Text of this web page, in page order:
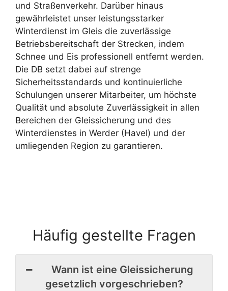
und Straßenverkehr. Darüber hinaus
gewährleistet unser leistungsstarker
Winterdienst im Gleis die zuverlässige
Betriebsbereitschaft der Strecken, indem
Schnee und Eis professionell entfernt werden.
Die DB setzt dabei auf strenge
Sicherheitsstandards und kontinuierliche
Schulungen unserer Mitarbeiter, um höchste
Qualität und absolute Zuverlässigkeit in allen
Bereichen der Gleissicherung und des
Winterdienstes in Werder (Havel) und der
umliegenden Region zu garantieren.
Häufig gestellte Fragen
Wann ist eine Gleissicherung
gesetzlich vorgeschrieben?